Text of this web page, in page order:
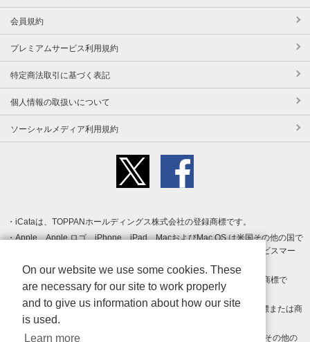
会員規約
プレミアムサービス利用規約
特定商法取引に基づく表記
個人情報の取扱いについて
ソーシャルメディア利用規約
iCataは、TOPPANホールディングス株式会社の登録商標です。
Apple、Apple ロゴ、iPhone、iPad、MacおよびMac OS は米国その他の国で
登録された Apple Inc. の商標です。App Store は Apple Inc. のサービスマー
クです。
Android、Google Play および Google Play ロゴ は Google LLC の商標で
す。
Windows は Microsoft Inc.の米国およびその他の国における登録商標または商
標です。
Adobe、Adobe Reader、Adobe PDF は、Adobe Inc.の米国およびその他の
On our website we use some cookies. These
are necessary for our site to work properly
and to give us information about how our site
is used.
Learn more